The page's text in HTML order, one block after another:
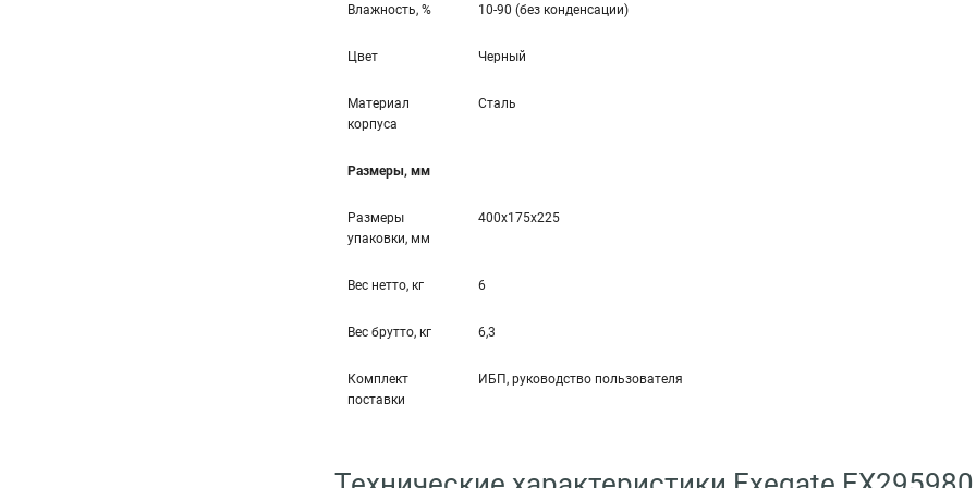
Влажность, % 10-90 (без конденсации)
Цвет Черный
Материал
корпуса
Сталь
Размеры, мм
Размеры
упаковки, мм
400x175x225
Вес нетто, кг 6
Вес брутто, кг 6,3
Комплект
поставки
ИБП, руководство пользователя